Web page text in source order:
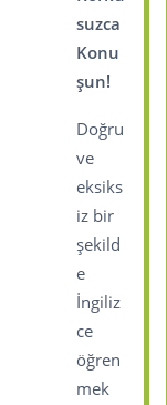
suzca
Konu
şun!
Doğru
ve
eksiks
iz bir
şekild
e
İngiliz
ce
öğren
mek